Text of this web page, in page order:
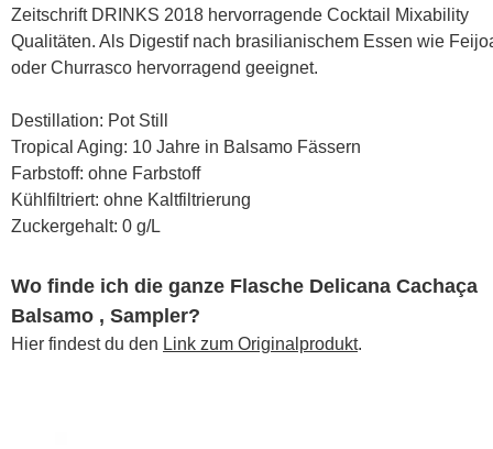
Zeitschrift DRINKS 2018 hervorragende Cocktail Mixability
Qualitäten. Als Digestif nach brasilianischem Essen wie
oder Churrasco hervorragend geeignet.
Destillation: Pot Still
Tropical Aging: 10 Jahre in Balsamo Fässern
Farbstoff: ohne Farbstoff
Kühlfiltriert: ohne Kaltfiltrierung
Zuckergehalt: 0 g/L
Wo finde ich die ganze Flasche Delicana Cachaça
Balsamo , Sampler?
Hier findest du den Link zum Originalprodukt.